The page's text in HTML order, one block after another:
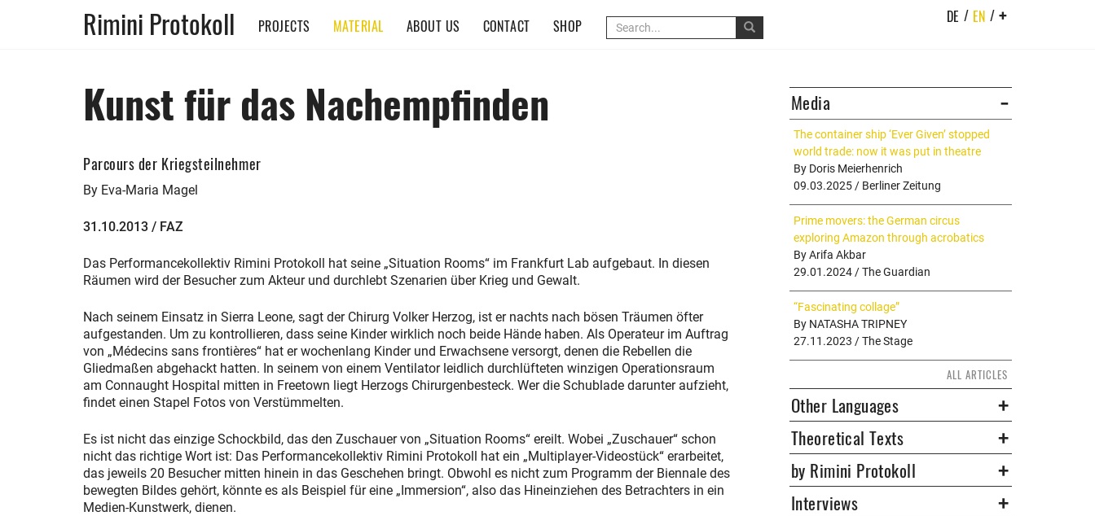
Rimini Protokoll DE / EN / +
PROJECTS MATERIAL ABOUT US CONTACT SHOP
Media
The container ship ‘Ever Given’ stopped
world trade: now it was put in theatre
By Doris Meierhenrich
09.03.2025 / Berliner Zeitung
Prime movers: the German circus
exploring Amazon through acrobatics
By Arifa Akbar
29.01.2024 / The Guardian
“Fascinating collage”
By NATASHA TRIPNEY
27.11.2023 / The Stage
ALL ARTICLES
Other Languages
Theoretical Texts
by Rimini Protokoll
Interviews
Kunst für das Nachempfinden
Parcours der Kriegsteilnehmer
By Eva-Maria Magel
31.10.2013 / FAZ
Das Performancekollektiv Rimini Protokoll hat seine „Situation Rooms“ im Frankfurt Lab aufgebaut. In diesen
Räumen wird der Besucher zum Akteur und durchlebt Szenarien über Krieg und Gewalt.
Nach seinem Einsatz in Sierra Leone, sagt der Chirurg Volker Herzog, ist er nachts nach bösen Träumen öfter
aufgestanden. Um zu kontrollieren, dass seine Kinder wirklich noch beide Hände haben. Als Operateur im Auftrag
von „Médecins sans frontières“ hat er wochenlang Kinder und Erwachsene versorgt, denen die Rebellen die
Gliedmaßen abgehackt hatten. In seinem von einem Ventilator leidlich durchlüfteten winzigen Operationsraum
am Connaught Hospital mitten in Freetown liegt Herzogs Chirurgenbesteck. Wer die Schublade darunter aufzieht,
findet einen Stapel Fotos von Verstümmelten.
Es ist nicht das einzige Schockbild, das den Zuschauer von „Situation Rooms“ ereilt. Wobei „Zuschauer“ schon
nicht das richtige Wort ist: Das Performancekollektiv Rimini Protokoll hat ein „Multiplayer-Videostück“ erarbeitet,
das jeweils 20 Besucher mitten hinein in das Geschehen bringt. Obwohl es nicht zum Programm der Biennale des
bewegten Bildes gehört, könnte es als Beispiel für eine „Immersion“, also das Hineinziehen des Betrachters in ein
Medien-Kunstwerk, dienen.